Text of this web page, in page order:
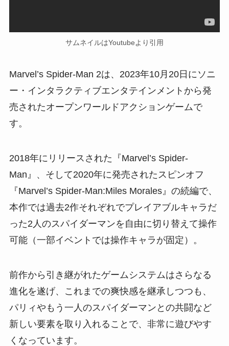
サムネイルはYoutubeより引用
Marvel’s Spider-Man 2は、2023年10月20日にソニ
ー・インタラクティブエンタテインメントから発
売されたオープンワールドアクションゲームで
す。
2018年にリリースされた『Marvel’s Spider-
Man』、そして2020年に発売されたスピンオフ
『Marvel’s Spider-Man:Miles Morales』の続編で、
本作では過去2作それぞれでプレイアブルキャラだ
った2人のスパイダーマンを自由に切り替えて操作
可能（一部イベントでは操作キャラが固定）。
前作から引き継がれたゲームシステムはさらなる
進化を遂げ、これまでの爽快感を継承しつつも、
パリィやもう一人のスパイダーマンとの共闘など
新しい要素を取り入れることで、非常に遊びやす
くなっています。